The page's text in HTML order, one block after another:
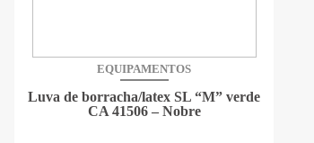
EQUIPAMENTOS
Luva de borracha/latex SL “M” verde
CA 41506 – Nobre